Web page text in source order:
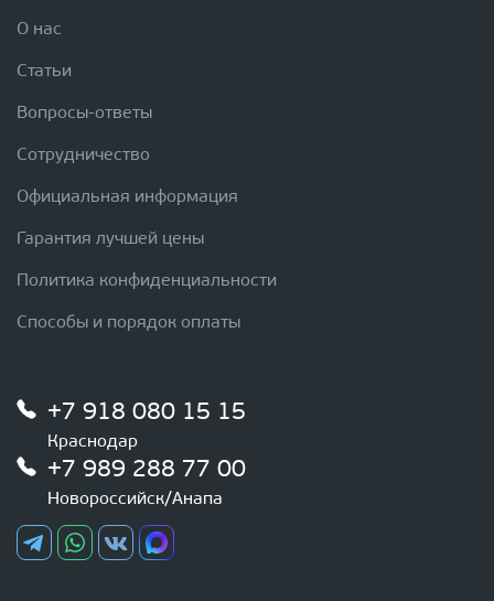
О нас
Статьи
Вопросы-ответы
Сотрудничество
Официальная информация
Гарантия лучшей цены
Политика конфиденциальности
Способы и порядок оплаты
+7 918 080 15 15
Краснодар
+7 989 288 77 00
Новороссийск/Анапа